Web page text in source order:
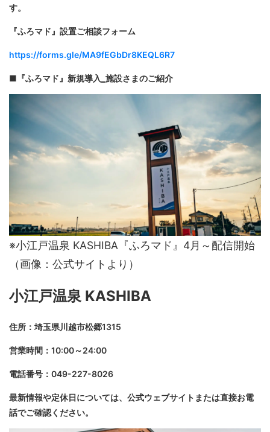
す。
『ふろマド』設置ご相談フォーム
https://forms.gle/MA9fEGbDr8KEQL6R7
■『ふろマド』新規導入_施設さまのご紹介
※小江戸温泉 KASHIBA『ふろマド』4月～配信開始
（画像：公式サイトより）
小江戸温泉 KASHIBA
住所：埼玉県川越市松郷1315
営業時間：10:00～24:00
電話番号：049-227-8026
最新情報や定休日については、公式ウェブサイトまたは直接お電
話でご確認ください。